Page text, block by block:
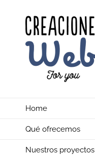
contenido
Home
Qué ofrecemos
Nuestros proyectos